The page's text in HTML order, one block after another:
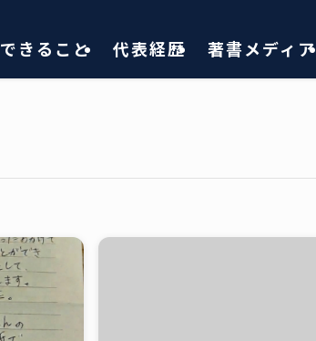
できること 代表経歴 著書メディア